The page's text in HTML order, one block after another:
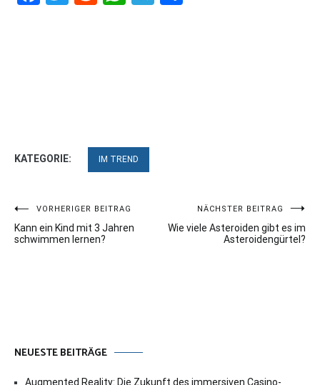
KATEGORIE: IM TREND
Beitragsnavigation
VORHERIGER BEITRAG
Kann ein Kind mit 3 Jahren
schwimmen lernen?
NÄCHSTER BEITRAG
Wie viele Asteroiden gibt es im
Asteroidengürtel?
NEUESTE BEITRÄGE
Augmented Reality: Die Zukunft des immersiven Casino-